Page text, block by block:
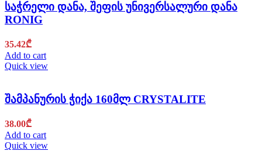
საჭრელი დანა, შეფის უნივერსალური დანა
RONIG
35.42₾
Add to cart
Quick view
შამპანურის ჭიქა 160მლ CRYSTALITE
38.00₾
Add to cart
Quick view